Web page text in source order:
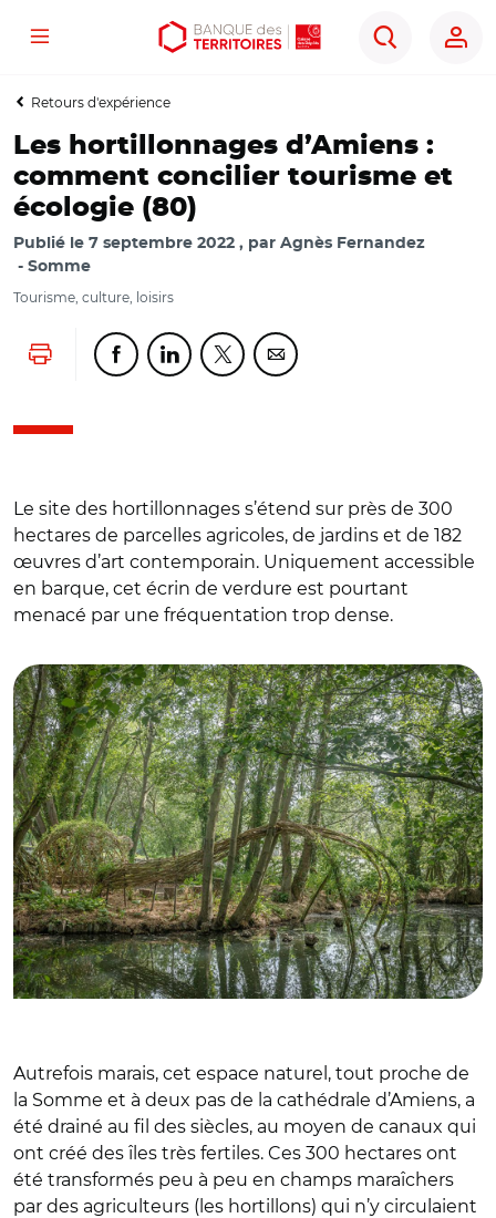
Aller
contenu
Aller
menu
Ouvrir
outils
Menu
Rechercher
Retours d'expérience
Les hortillonnages d’Amiens :
comment concilier tourisme et
écologie (80)
Publié le 7 septembre 2022 par Agnès Fernandez
Somme
Tourisme, culture, loisirs
Lancer l'impressionPartager cette page sur Facebook
Partager cette page sur Linkedin
Partager cette page sur Twitter
Partager cette page sur
Le site des hortillonnages s’étend sur près de 300
hectares de parcelles agricoles, de jardins et de 182
œuvres d’art contemporain. Uniquement accessible
en barque, cet écrin de verdure est pourtant
menacé par une fréquentation trop dense.
Autrefois marais, cet espace naturel, tout proche de
la Somme et à deux pas de la cathédrale d’Amiens, a
été drainé au fil des siècles, au moyen de canaux qui
ont créé des îles très fertiles. Ces 300 hectares ont
été transformés peu à peu en champs maraîchers
par des agriculteurs (les hortillons) qui n’y circulaient